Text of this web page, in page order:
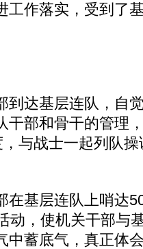
工作落实，受到了
达基层连队，自
干部和骨干的管理
，与战士一起列队
基层连队上哨达
动，使机关干部与
中蓄底气，真正体